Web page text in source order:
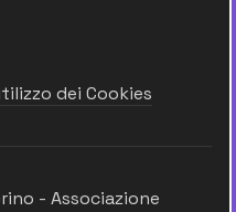
dei Cookies
- Associazione